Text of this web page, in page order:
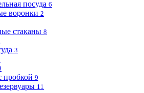
посуда 6
воронки 2
стаканы 8
3
пробкой 9
11